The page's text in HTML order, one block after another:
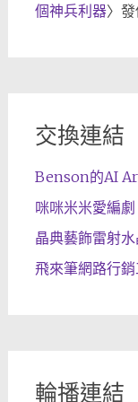
個神兵利器〉
交換連結
Benson的AI
咪咪米米愛編劇
晶典藝飾雷射
飛來筆網路行
輪播連結